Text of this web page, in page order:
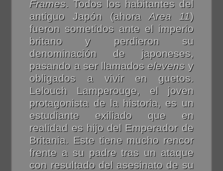
Frames. Todos los habitantes del
antiguo Japón (ahora Area 11)
fueron sometidos ante el imperio
britano y perdieron su
denominación de japoneses,
pasando a ser llamados elevens y
obligados a vivir en guetos.
Lelouch Lamperouge, el joven
protagonista de la historia, es un
estudiante exiliado que en
realidad es hijo del Emperador de
Britania. Este tiene mucho rencor
frente a su padre tras un ataque
con resultado del asesinato de su